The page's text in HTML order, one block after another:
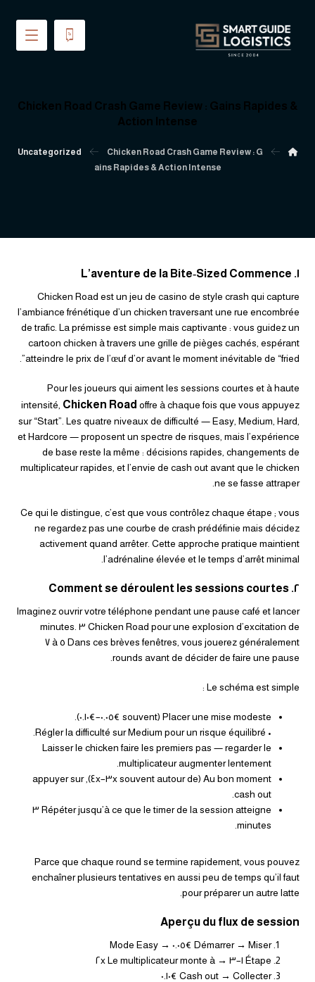
Chicken Road Crash Game Review : Gains Rapides &
Action Intense
Uncategorized
Chicken Road Crash Game Review : G
ains Rapides & Action Intense
١. L’aventure de la Bite‑Sized Commence
Chicken Road est un jeu de casino de style crash qui capture
l’ambiance frénétique d’un chicken traversant une rue encombrée
de trafic. La prémisse est simple mais captivante : vous guidez un
cartoon chicken à travers une grille de pièges cachés, espérant
atteindre le prix de l’œuf d’or avant le moment inévitable de “fried”.
Pour les joueurs qui aiment les sessions courtes et à haute
intensité, Chicken Road offre à chaque fois que vous appuyez
sur “Start”. Les quatre niveaux de difficulté — Easy, Medium, Hard,
et Hardcore — proposent un spectre de risques, mais l’expérience
de base reste la même : décisions rapides, changements de
multiplicateur rapides, et l’envie de cash out avant que le chicken
ne se fasse attraper.
Ce qui le distingue, c’est que vous contrôlez chaque étape ; vous
ne regardez pas une courbe de crash prédéfinie mais décidez
activement quand arrêter. Cette approche pratique maintient
l’adrénaline élevée et le temps d’arrêt minimal.
٢. Comment se déroulent les sessions courtes
Imaginez ouvrir votre téléphone pendant une pause café et lancer
Chicken Road pour une explosion d’excitation de ٣ minutes.
Dans ces brèves fenêtres, vous jouerez généralement ٥ à ٧
rounds avant de décider de faire une pause.
Le schéma est simple :
Placer une mise modeste (souvent €٠.٠٥–€٠.١٠).
• Régler la difficulté sur Medium pour un risque équilibré.
Laisser le chicken faire les premiers pas — regarder le
multiplicateur augmenter lentement.
Au bon moment (souvent autour de ٣x–٤x), appuyer sur
cash out.
Répéter jusqu’à ce que le timer de la session atteigne ٣
minutes.
Parce que chaque round se termine rapidement, vous pouvez
enchaîner plusieurs tentatives en aussi peu de temps qu’il faut
pour préparer un autre latte.
Aperçu du flux de session
Démarrer → Miser €٠.٠٥ → Mode Easy
Étape ١–٣ → Le multiplicateur monte à ٢x
Cash out → Collecter €٠.١٠